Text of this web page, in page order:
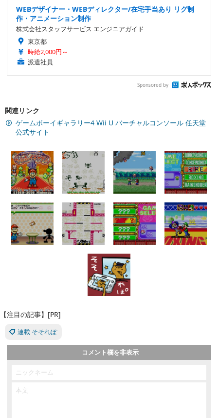
WEBデザイナー・WEBディレクター/在宅手当あり リグ制
作・アニメーション制作
株式会社スタッフサービス エンジニアガイド
東京都
時給2,000円～
派遣社員
Sponsored by
関連リンク
ゲームボーイギャラリー4 Wii U バーチャルコンソール 任天堂
公式サイト
【注目の記事】[PR]
連載 そそれぽ
コメント欄を非表示